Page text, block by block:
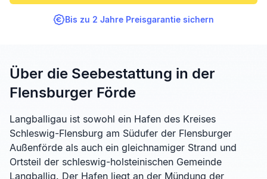
Bis zu 2 Jahre Preisgarantie sichern
Über die Seebestattung in der
Flensburger Förde
Langballigau ist sowohl ein Hafen des Kreises
Schleswig-Flensburg am Südufer der Flensburger
Außenförde als auch ein gleichnamiger Strand und
Ortsteil der schleswig-holsteinischen Gemeinde
Langballig. Der Hafen liegt an der Mündung der